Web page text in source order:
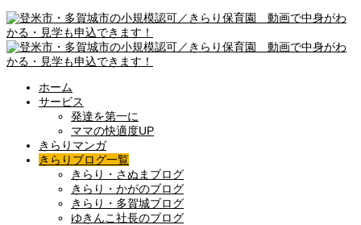
ホーム
サービス
発達を第一に
ママの快適度UP
きらりマンガ
きらりブログ一覧
きらり・さぬまブログ
きらり・かがのブログ
きらり・多賀城ブログ
ゆきんこ社長のブログ